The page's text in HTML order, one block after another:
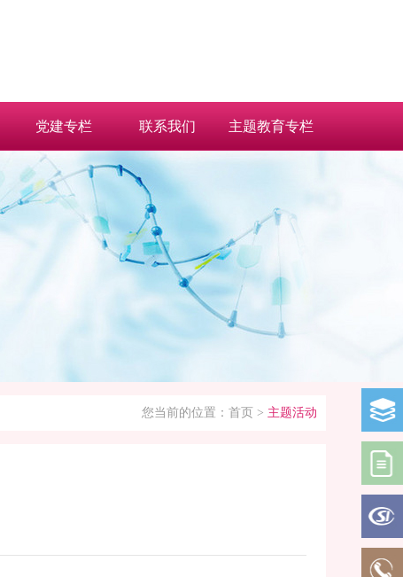
党建专栏 联系我们 主题教育专栏
您当前的位置： 首页 > 主题活动